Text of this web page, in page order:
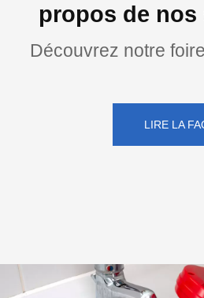
propos de nos
Découvrez notre
LIRE LA